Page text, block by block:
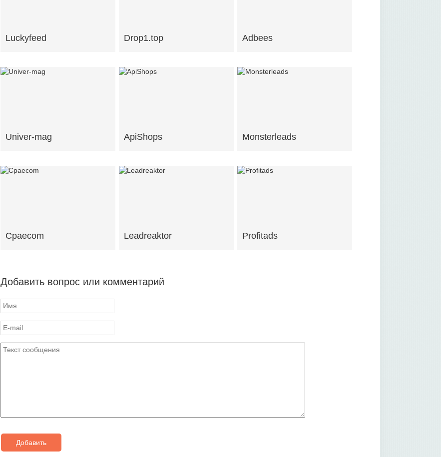
Luckyfeed Drop1.top Adbees
Univer-mag ApiShops Monsterleads
Cpaecom Leadreaktor Profitads
Добавить вопрос или комментарий
Добавить